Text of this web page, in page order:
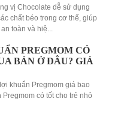
vị Chocolate dễ sử dụng
chất béo trong cơ thể, giúp
toàn và hiệ...
PREGMOM CÓ
BÁN Ở ĐÂU? GIÁ
khuẩn Pregmom giá bao
có tốt cho trẻ nhỏ